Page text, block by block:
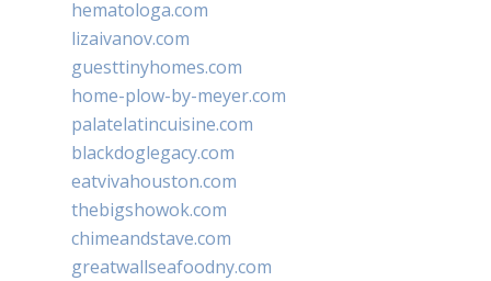
hematologa.com
lizaivanov.com
guesttinyhomes.com
home-plow-by-meyer.com
palatelatincuisine.com
blackdoglegacy.com
eatvivahouston.com
thebigshowok.com
chimeandstave.com
greatwallseafoodny.com